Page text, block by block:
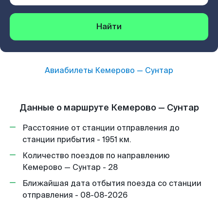
Найти
Авиабилеты Кемерово — Сунтар
Данные о маршруте Кемерово — Сунтар
Расстояние от станции отправления до
станции прибытия - 1951 км.
Количество поездов по направлению
Кемерово — Сунтар - 28
Ближайшая дата отбытия поезда со станции
отправления - 08-08-2026